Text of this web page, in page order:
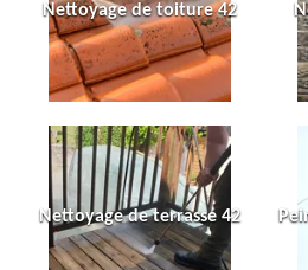
Nettoyage de toiture 42
Nettoyage de terrasse 42